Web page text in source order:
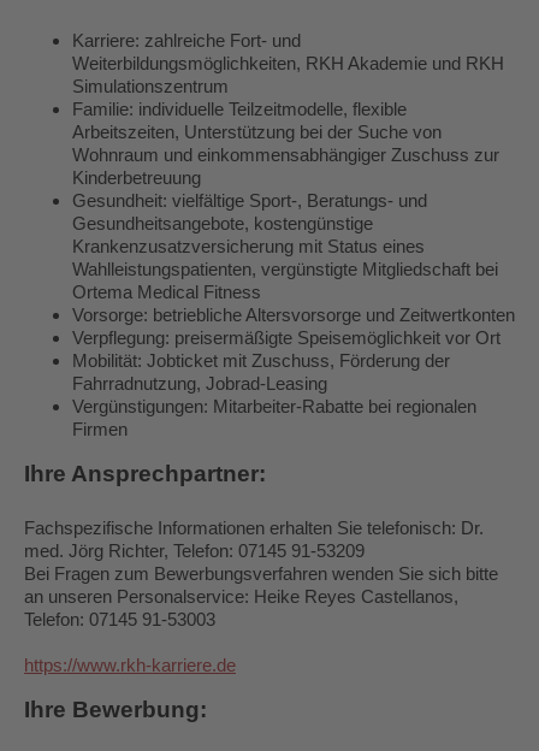
Karriere: zahlreiche Fort- und
Weiterbildungsmöglichkeiten, RKH Akademie und RKH
Simulationszentrum
Familie: individuelle Teilzeitmodelle, flexible
Arbeitszeiten, Unterstützung bei der Suche von
Wohnraum und einkommensabhängiger Zuschuss zur
Kinderbetreuung
Gesundheit: vielfältige Sport-, Beratungs- und
Gesundheitsangebote, kostengünstige
Krankenzusatzversicherung mit Status eines
Wahlleistungspatienten, vergünstigte Mitgliedschaft bei
Ortema Medical Fitness
Vorsorge: betriebliche Altersvorsorge und Zeitwertkonten
Verpflegung: preisermäßigte Speisemöglichkeit vor Ort
Mobilität: Jobticket mit Zuschuss, Förderung der
Fahrradnutzung, Jobrad-Leasing
Vergünstigungen: Mitarbeiter-Rabatte bei regionalen
Firmen
Ihre Ansprechpartner:
Fachspezifische Informationen erhalten Sie telefonisch: Dr.
med. Jörg Richter, Telefon: 07145 91-53209
Bei Fragen zum Bewerbungsverfahren wenden Sie sich bitte
an unseren Personalservice: Heike Reyes Castellanos,
Telefon: 07145 91-53003
https://www.rkh-karriere.de
Ihre Bewerbung: